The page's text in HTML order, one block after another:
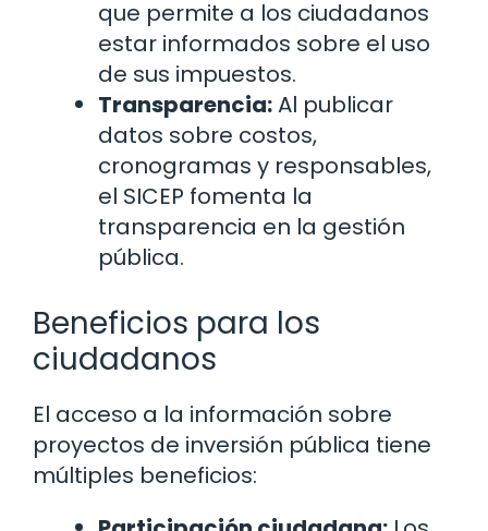
que permite a los ciudadanos
estar informados sobre el uso
de sus impuestos.
Transparencia:Al publicar
datos sobre costos,
cronogramas y responsables,
el SICEP fomenta la
transparencia en la gestión
pública.
Beneficios para los
ciudadanos
El acceso a la información sobre
proyectos de inversión pública tiene
múltiples beneficios: